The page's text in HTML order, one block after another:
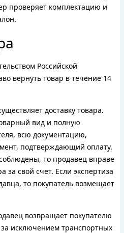
проверяет комплектацию и
Российской
вернуть товар в течение 14
доставку товара.
вид и полную
всю документацию,
подтверждающий оплату.
то продавец вправе
за свой счет. Если экспертиза
то покупатель возмещает
возвращает покупателю
исключением транспортных